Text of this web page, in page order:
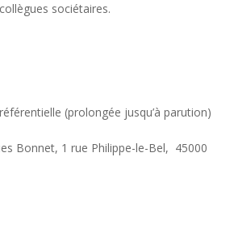
sociétaires.
(prolongée jusqu’à parution)
Bonnet, 1 rue Philippe-le-Bel, 45000